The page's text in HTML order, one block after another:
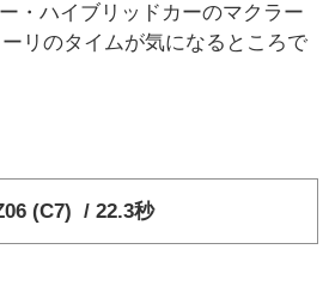
・ハイブリッドカーのマクラー
リのタイムが気になるところで
(C7) / 22.3秒